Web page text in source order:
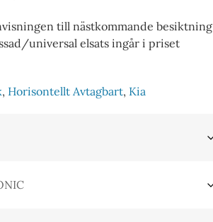
till nästkommande besiktning
universal elsats ingår i priset
, Horisontellt Avtagbart, Kia